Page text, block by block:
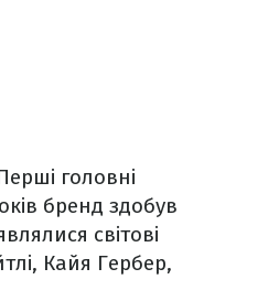
головні
бренд здобув
світові
Кайя Гербер,